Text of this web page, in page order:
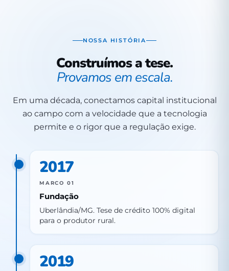
NOSSA HISTÓRIA
Construímos a tese.
Provamos em escala.
Em uma década, conectamos capital institucional
ao campo com a velocidade que a tecnologia
permite e o rigor que a regulação exige.
2017
MARCO 01
Fundação
Uberlândia/MG. Tese de crédito 100% digital
para o produtor rural.
2019